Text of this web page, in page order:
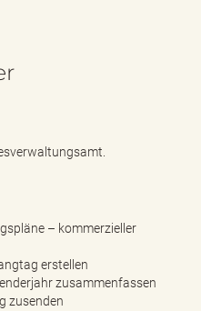
– kommerzieller
erstellen
zusammenfassen
zusenden